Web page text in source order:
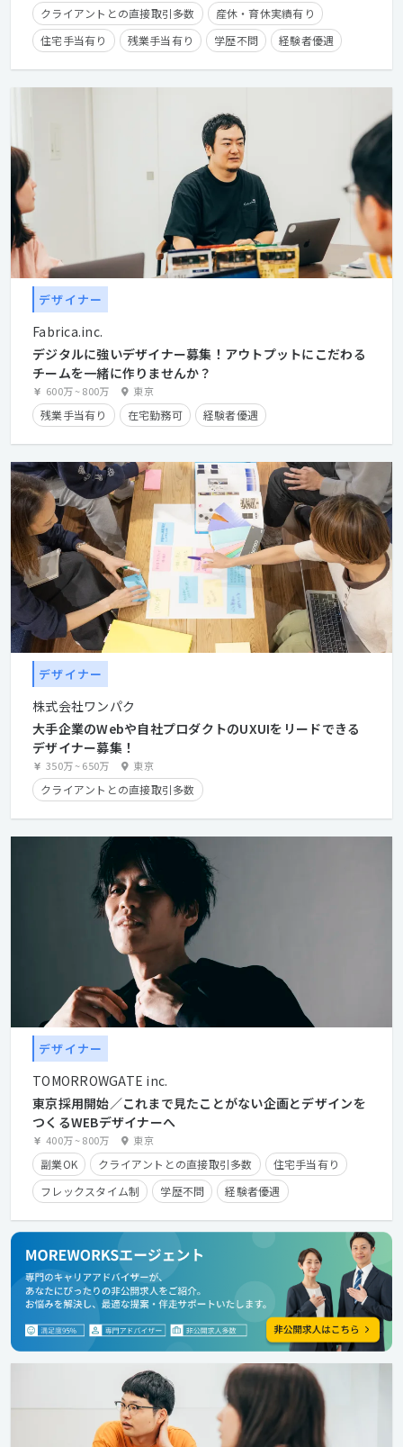
クライアントとの直接取引多数
産休・育休実績有り
住宅手当有り
残業手当有り 学歴不問 経験者優遇
デザイナー
Fabrica.inc.
デジタルに強いデザイナー募集！アウトプットにこだわる
チームを一緒に作りませんか？
600万~800万 東京
残業手当有り 在宅勤務可 経験者優遇
デザイナー
株式会社ワンパク
大手企業のWebや自社プロダクトのUXUIをリードできる
デザイナー募集！
350万~650万 東京
クライアントとの直接取引多数
デザイナー
TOMORROWGATE inc.
東京採用開始／これまで見たことがない企画とデザインを
つくるWEBデザイナーへ
400万~800万 東京
副業OK クライアントとの直接取引多数
住宅手当有り
フレックスタイム制
学歴不問 経験者優遇